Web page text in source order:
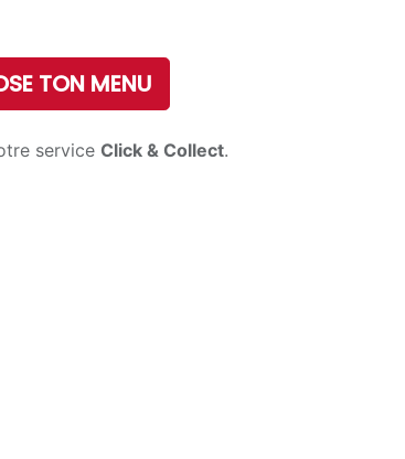
TON MENU
service Click & Collect.